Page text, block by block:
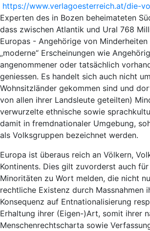
https://www.verlagoesterreich.at/die-
Experten des in Bozen beheimateten
dass zwischen Atlantik und Ural 768
Europas - Angehörige von
„moderne“ Erscheinungen wie
angenommener oder tatsächlich
geniessen. Es handelt sich auch nicht
Wohnsitzländer gekommen sind und
von allen ihrer Landsleute geteilten)
verwurzelte ethnische sowie
damit in fremdnationaler Umgebung,
als Volksgruppen bezeichnet werden.
Europa ist überaus reich an Völkern,
Kontinents. Dies gilt zuvorderst auch
Minoritäten zu Wort melden, die nicht
rechtliche Existenz durch Massnahmen
Konsequenz auf Entnationalisierung
Erhaltung ihrer (Eigen-)Art, somit ihrer
Menschenrechtscharta sowie